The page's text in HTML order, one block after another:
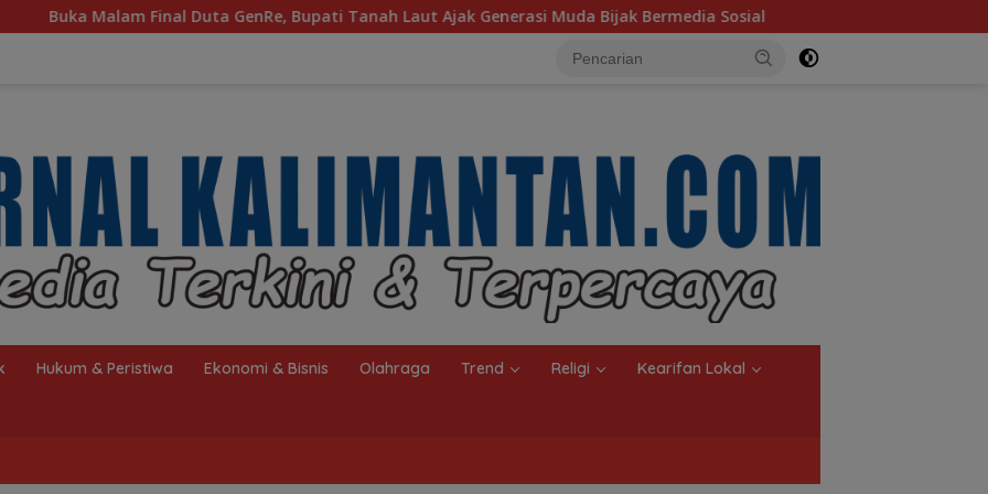
Bupati Tanah Laut Ajak Generasi Muda Bijak Bermedia Sosial MTQN ke-23 Simpang Empat Resmi Dibuka,
Hukum & Peristiwa Ekonomi & Bisnis Olahraga Trend Religi Kearifan Lokal